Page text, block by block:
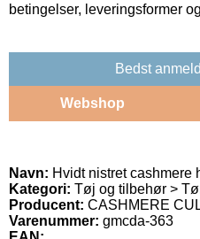
betingelser, leveringsformer
Bedst
Webshop
Navn: Hvidt nistret
Kategori: Tøj og tilbehør >
Producent: CASHMERE
Varenummer: gmcda-363